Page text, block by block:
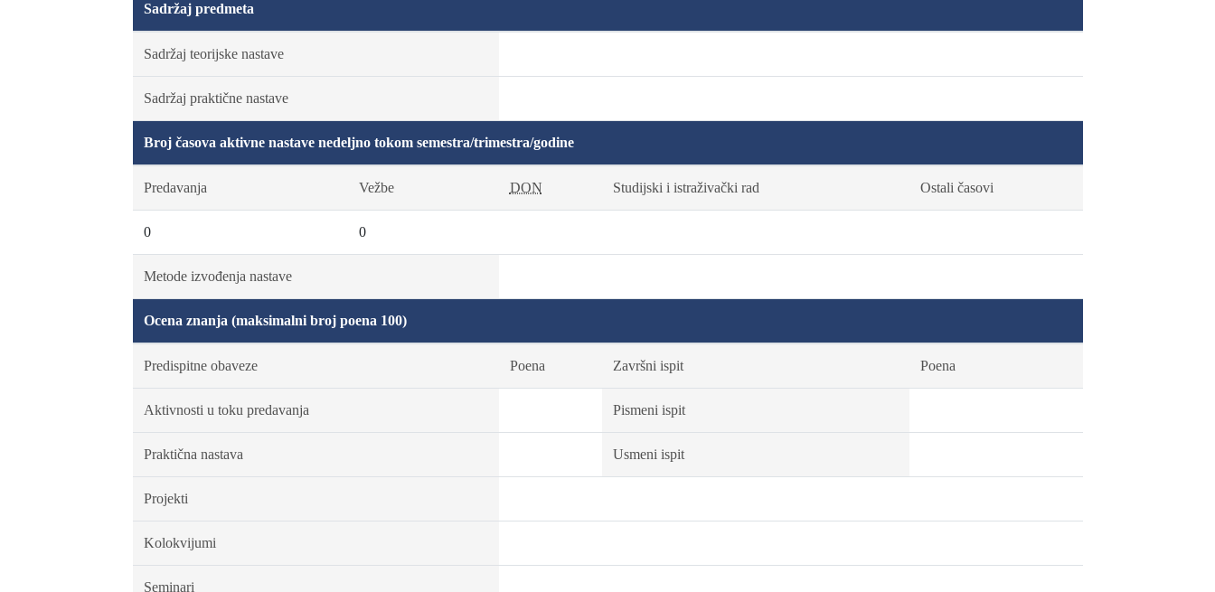
Sadržaj predmeta
Sadržaj teorijske nastave
Sadržaj praktične nastave
Broj časova aktivne nastave nedeljno tokom semestra/trimestra/godine
Predavanja Vežbe DON Studijski i istraživački rad Ostali časovi
0 0
Metode izvođenja nastave
Ocena znanja (maksimalni broj poena 100)
Predispitne obaveze Poena Završni ispit Poena
Aktivnosti u toku predavanja Pismeni ispit
Praktična nastava Usmeni ispit
Projekti
Kolokvijumi
Seminari